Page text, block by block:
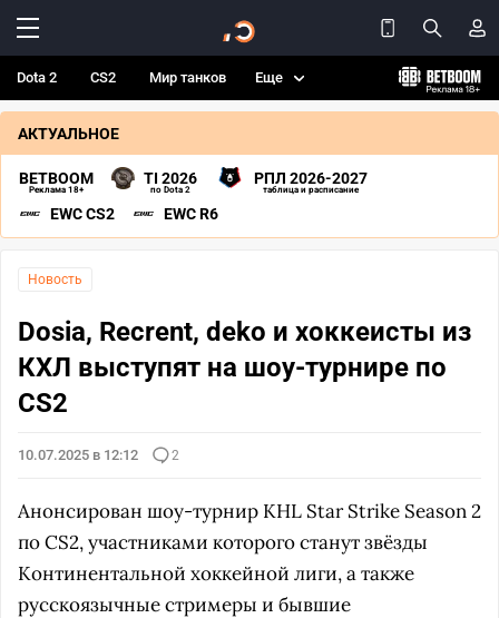
Dota 2 CS2 Мир танков Еще
АКТУАЛЬНОЕ
BETBOOM
Реклама 18+
TI 2026
по Dota 2
РПЛ 2026-2027
таблица и расписание
EWC CS2 EWC R6
Новость
Dosia, Recrent, deko и хоккеисты из
КХЛ выступят на шоу-турнире по
CS2
10.07.2025 в 12:12 2
Анонсирован шоу-турнир KHL Star Strike Season 2
по CS2, участниками которого станут звёзды
Континентальной хоккейной лиги, а также
русскоязычные стримеры и бывшие